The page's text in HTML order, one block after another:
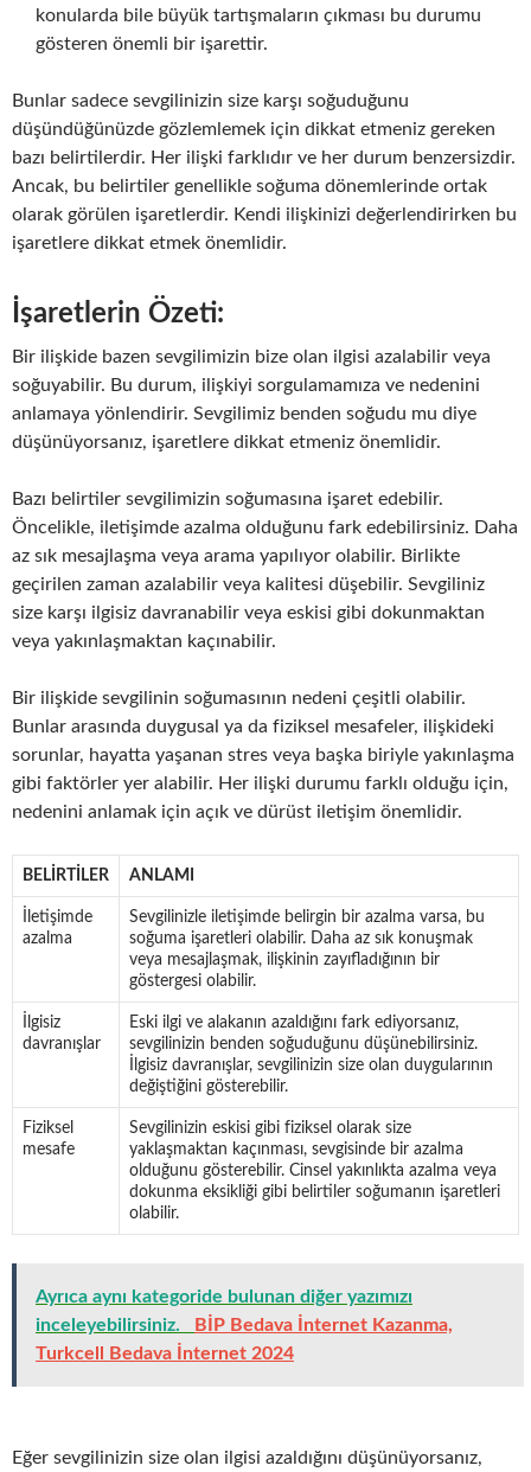
konularda bile büyük tartışmaların çıkması bu durumu
gösteren önemli bir işarettir.
Bunlar sadece sevgilinizin size karşı soğuduğunu
düşündüğünüzde gözlemlemek için dikkat etmeniz gereken
bazı belirtilerdir. Her ilişki farklıdır ve her durum benzersizdir.
Ancak, bu belirtiler genellikle soğuma dönemlerinde ortak
olarak görülen işaretlerdir. Kendi ilişkinizi değerlendirirken bu
işaretlere dikkat etmek önemlidir.
İşaretlerin Özeti:
Bir ilişkide bazen sevgilimizin bize olan ilgisi azalabilir veya
soğuyabilir. Bu durum, ilişkiyi sorgulamamıza ve nedenini
anlamaya yönlendirir. Sevgilimiz benden soğudu mu diye
düşünüyorsanız, işaretlere dikkat etmeniz önemlidir.
Bazı belirtiler sevgilimizin soğumasına işaret edebilir.
Öncelikle, iletişimde azalma olduğunu fark edebilirsiniz. Daha
az sık mesajlaşma veya arama yapılıyor olabilir. Birlikte
geçirilen zaman azalabilir veya kalitesi düşebilir. Sevgiliniz
size karşı ilgisiz davranabilir veya eskisi gibi dokunmaktan
veya yakınlaşmaktan kaçınabilir.
Bir ilişkide sevgilinin soğumasının nedeni çeşitli olabilir.
Bunlar arasında duygusal ya da fiziksel mesafeler, ilişkideki
sorunlar, hayatta yaşanan stres veya başka biriyle yakınlaşma
gibi faktörler yer alabilir. Her ilişki durumu farklı olduğu için,
nedenini anlamak için açık ve dürüst iletişim önemlidir.
BELIRTILER ANLAMI
İletişimde
azalma
Sevgilinizle iletişimde belirgin bir azalma varsa, bu
soğuma işaretleri olabilir. Daha az sık konuşmak
veya mesajlaşmak, ilişkinin zayıfladığının bir
göstergesi olabilir.
İlgisiz
davranışlar
Eski ilgi ve alakanın azaldığını fark ediyorsanız,
sevgilinizin benden soğuduğunu düşünebilirsiniz.
İlgisiz davranışlar, sevgilinizin size olan duygularının
değiştiğini gösterebilir.
Fiziksel
mesafe
Sevgilinizin eskisi gibi fiziksel olarak size
yaklaşmaktan kaçınması, sevgisinde bir azalma
olduğunu gösterebilir. Cinsel yakınlıkta azalma veya
dokunma eksikliği gibi belirtiler soğumanın işaretleri
olabilir.
Ayrıca aynı kategoride bulunan diğer yazımızı
inceleyebilirsiniz.
BİP Bedava İnternet Kazanma,
Turkcell Bedava İnternet 2024
Eğer sevgilinizin size olan ilgisi azaldığını düşünüyorsanız,